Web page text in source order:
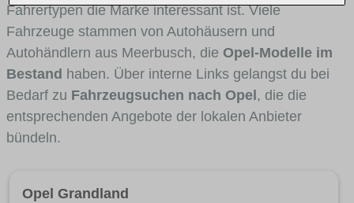
Fahrertypen die Marke interessant ist. Viele
Fahrzeuge stammen von Autohäusern und
Autohändlern aus Meerbusch, die Opel-Modelle im
Bestand haben. Über interne Links gelangst du bei
Bedarf zu Fahrzeugsuchen nach Opel, die die
entsprechenden Angebote der lokalen Anbieter
bündeln.
Opel Grandland